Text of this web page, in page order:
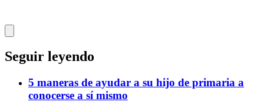
Seguir leyendo
5 maneras de ayudar a su hijo de primaria a
conocerse a sí mismo